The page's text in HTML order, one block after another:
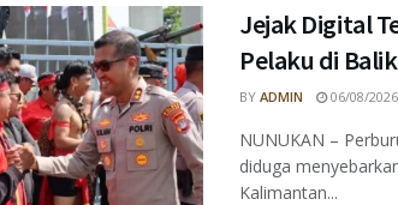
Jejak Digital
Pelaku di
BY ADMIN 06/08/2026
NUNUKAN –
diduga
Kalimantan...